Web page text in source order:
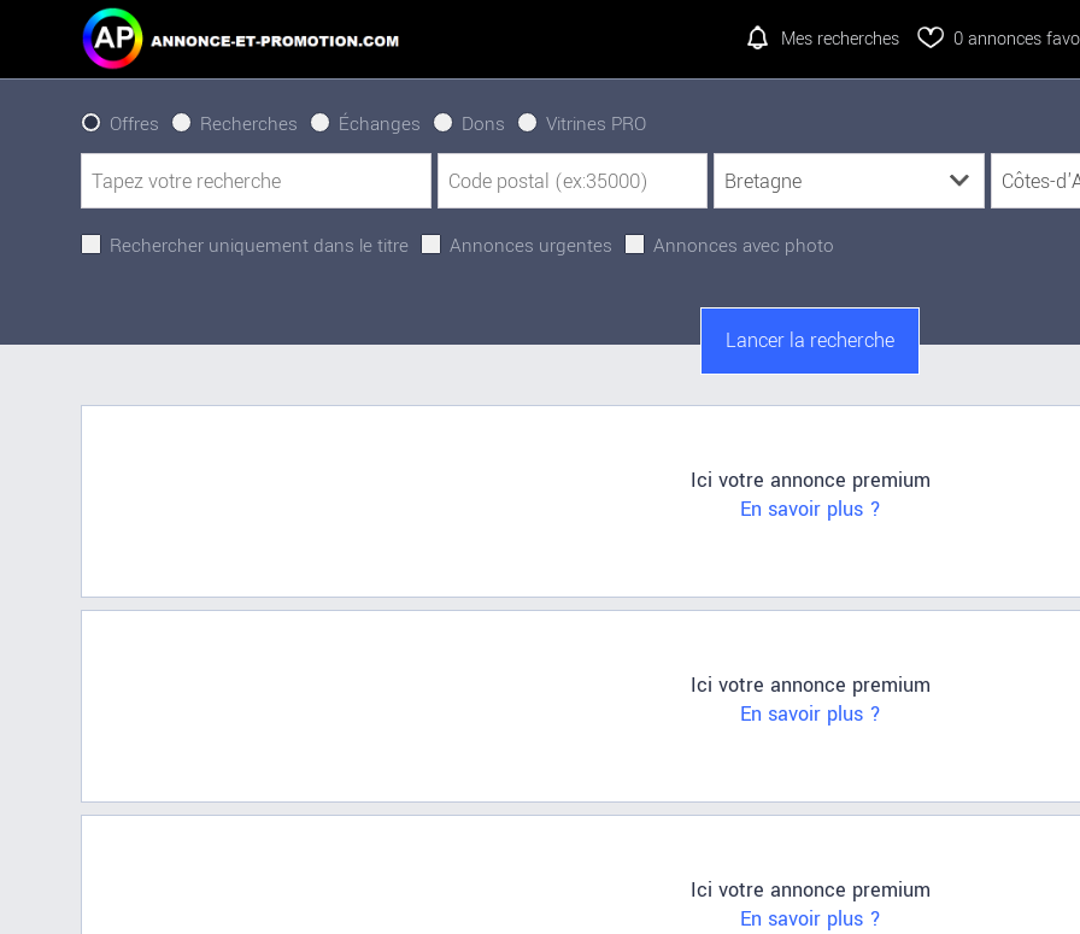
Mes recherches 0annonces
Offres Recherches Échanges Dons Vitrines PRO
Rechercher uniquement dans le titre Annonces urgentes Annonces avec photo
Ici votre annonce premium
En savoir plus ?
Ici votre annonce premium
En savoir plus ?
Ici votre annonce premium
En savoir plus ?